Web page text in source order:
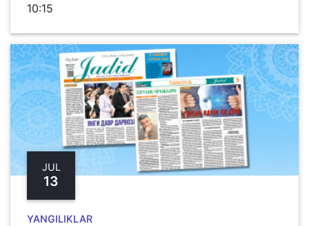
10:15
JUL
13
YANGILIKLAR